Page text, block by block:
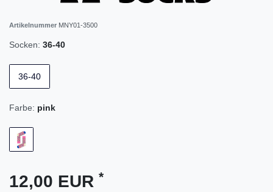
Artikelnummer MNY01-3500
Socken: 36-40
36-40
Farbe: pink
12,00 EUR *